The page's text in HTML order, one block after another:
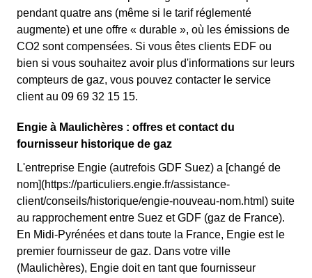
pendant quatre ans (même si le tarif réglementé
augmente) et une offre « durable », où les émissions de
CO2 sont compensées. Si vous êtes clients EDF ou
bien si vous souhaitez avoir plus d'informations sur leurs
compteurs de gaz, vous pouvez contacter le service
client au 09 69 32 15 15.
Engie à Maulichères : offres et contact du
fournisseur historique de gaz
L'entreprise Engie (autrefois GDF Suez) a [changé de
nom](https://particuliers.engie.fr/assistance-
client/conseils/historique/engie-nouveau-nom.html) suite
au rapprochement entre Suez et GDF (gaz de France).
En Midi-Pyrénées et dans toute la France, Engie est le
premier fournisseur de gaz. Dans votre ville
(Maulichères), Engie doit en tant que fournisseur